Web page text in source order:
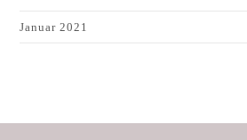
Januar 2021